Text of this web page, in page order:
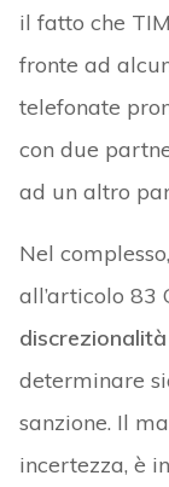
il fatto che
fronte ad
telefonate
con due
ad un altro
Nel
all’articolo 83
determinare
sanzione. Il
incertezza, è